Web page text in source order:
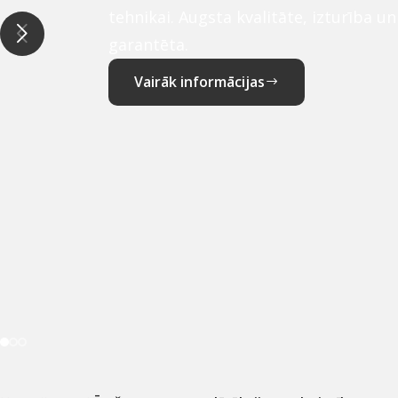
Vairāk informācijas